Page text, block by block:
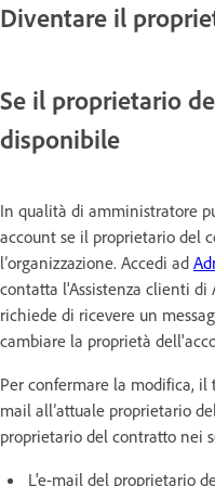
Diventare il
Se il proprietario
disponibile
In qualità di amministratore
account se il proprietario del
l’organizzazione. Accedi ad
contatta l'Assistenza clienti di
richiede di ricevere un
cambiare la proprietà
Per confermare la modifica, il
mail all’attuale proprietario
proprietario del contratto nei
L'e-mail del proprietario